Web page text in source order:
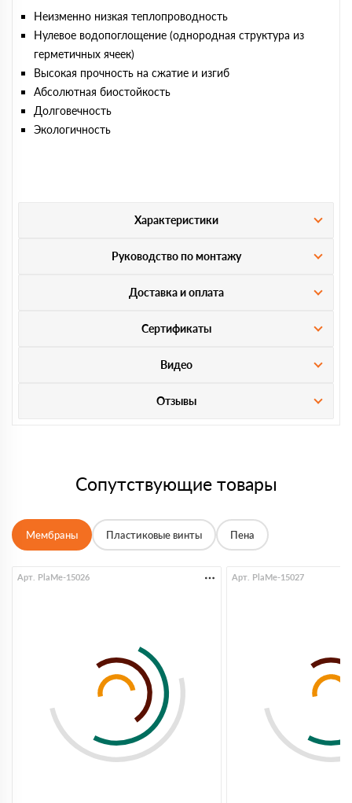
Неизменно низкая теплопроводность
Нулевое водопоглощение (однородная структура из
герметичных ячеек)
Высокая прочность на сжатие и изгиб
Абсолютная биостойкость
Долговечность
Экологичность
Характеристики
Руководство по монтажу
Доставка и оплата
Сертификаты
Видео
Отзывы
Сопутствующие товары
Мембраны Пластиковые винты Пена
Арт. PlaMe-15026 Арт. PlaMe-15027